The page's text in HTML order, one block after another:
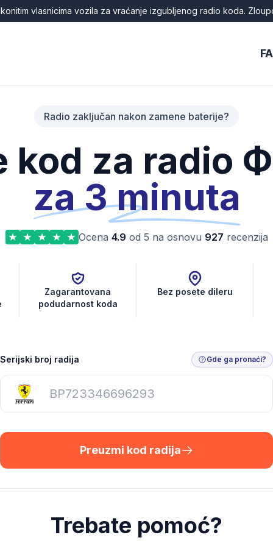
vlasnicima vozila za vraćanje izgubljenog radio koda.
Radio zaključan nakon zamene baterije?
kod za radio
za 3 minuta
Ocena 4.9 od 5 na osnovu 927 recenzija
Zagarantovana
podudarnost koda
Bez posete dileru
Serijski broj radija Gde ga pronaći?
Preuzmi kod radija
Trebate pomoć?